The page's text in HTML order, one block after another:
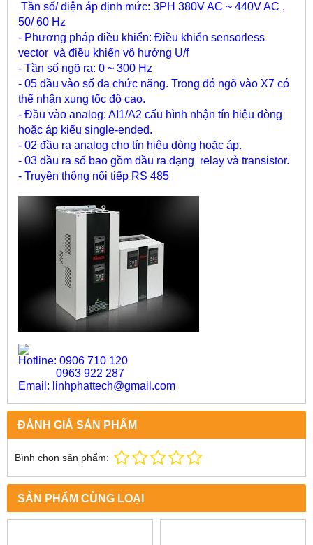
Tần số/ điện áp định mức: 3PH 380V AC ~ 440V AC ,
50/ 60 Hz
- Phương pháp điều khiển: Điều khiển sensorless
vector và điều khiển vô hướng U/f
- Tần số ngõ ra: 0 ~ 300 Hz
- 05 đầu vào số đa chức năng. Trong đó ngõ vào X7 có
thể nhận xung tốc độ cao.
- Đầu vào analog: AI1/A2 cấu hình nhận tín hiệu dòng
hoặc áp kiểu single-ended.
- 02 đầu ra analog cho tín hiệu dòng hoặc áp.
- 03 đầu ra số bao gồm đầu ra dạng relay và transistor.
- Truyền thông nối tiếp RS 485
Hotline: 0906 710 120
0963 922 287
Email: linhphattech@gmail.com
ĐÁNH GIÁ SẢN PHẨM
Bình chọn sản phẩm:
SẢN PHẨM CÙNG LOẠI